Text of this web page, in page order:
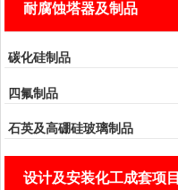
耐腐蚀塔器及制品
碳化硅制品
四氟制品
石英及高硼硅玻璃制品
设计及安装化工成套项目